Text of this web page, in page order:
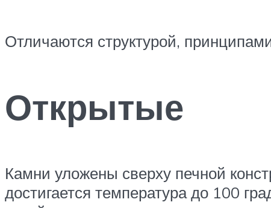
Отличаются структурой,
Открытые
Камни уложены сверху печной
достигается температура до 100